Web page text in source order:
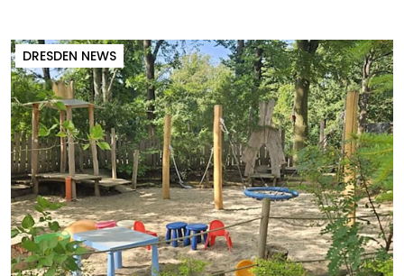
DRESDEN NEWS